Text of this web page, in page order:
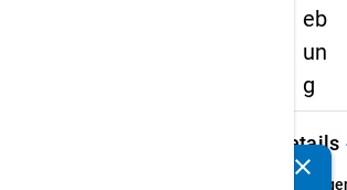
eb
un
g
Details
clear